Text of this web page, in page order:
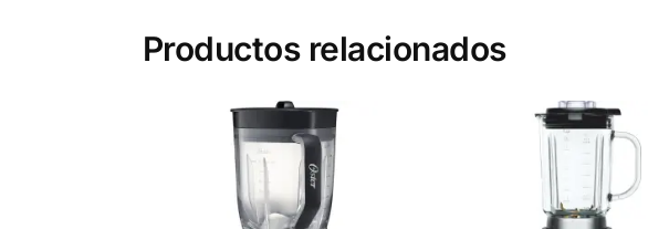
Productos relacionados